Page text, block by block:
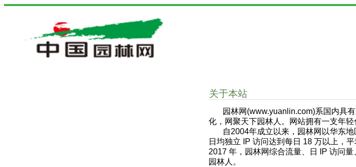
关于本站
园林网(www.yuanlin.com)系国内具有
化，网聚天下园林人。网站拥有一支年
自2004年成立以来，园林网以华东地
日均独立 IP 访问达到每日 18 万以上，
2017 年，园林网综合流量、日 IP 访问
园林人。